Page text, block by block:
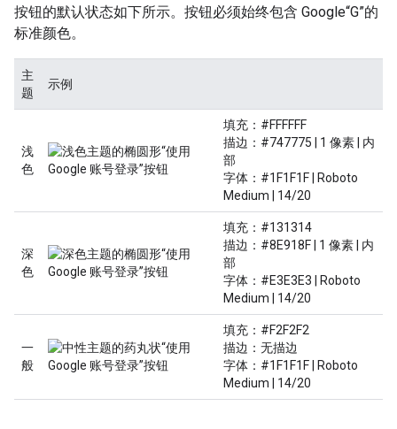
按钮的默认状态如下所示。按钮必须始终包含 Google“G”的
标准颜色。
主
题
示例
浅
色
填充：#FFFFFF
描边：#747775 | 1 像素 | 内
部
字体：#1F1F1F | Roboto
Medium | 14/20
深
色
填充：#131314
描边：#8E918F | 1 像素 | 内
部
字体：#E3E3E3 | Roboto
Medium | 14/20
一
般
填充：#F2F2F2
描边：无描边
字体：#1F1F1F | Roboto
Medium | 14/20